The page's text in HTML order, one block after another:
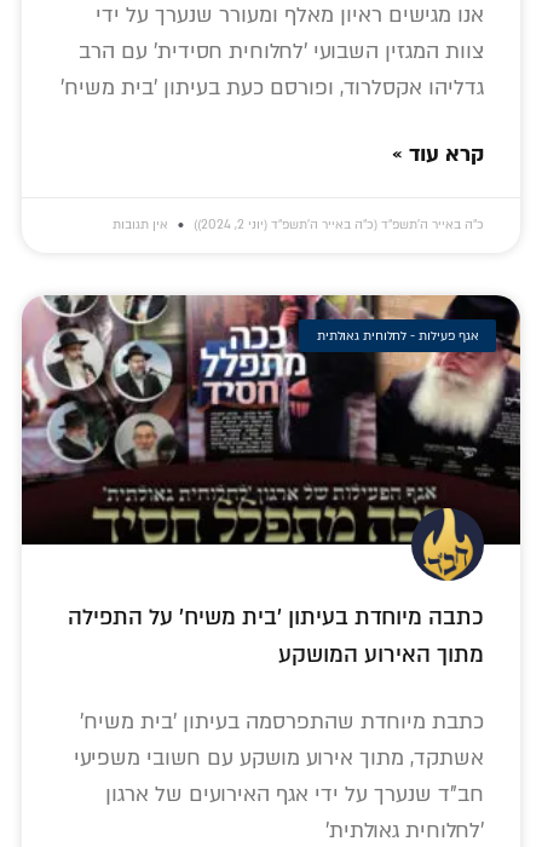
אנו מגישים ראיון מאלף ומעורר שנערך על ידי
צוות המגזין השבועי 'לחלוחית חסידית' עם הרב
גדליהו אקסלרוד, ופורסם כעת בעיתון 'בית משיח'
קרא עוד »
כ״ה באייר ה׳תשפ״ד (כ״ה באייר ה׳תשפ״ד (יוני 2, 2024)) אין תגובות
אגף פעילות - לחלוחית גאולתית
כתבה מיוחדת בעיתון 'בית משיח' על התפילה
מתוך האירוע המושקע
כתבת מיוחדת שהתפרסמה בעיתון 'בית משיח'
אשתקד, מתוך אירוע מושקע עם חשובי משפיעי
חב"ד שנערך על ידי אגף האירועים של ארגון
'לחלוחית גאולתית'